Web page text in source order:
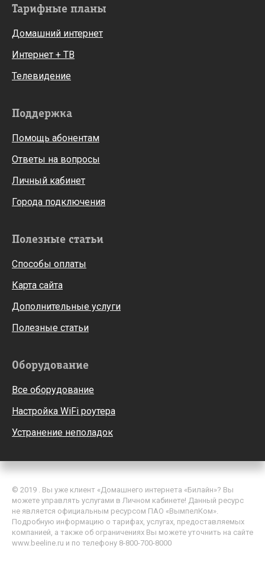
Тарифные планы
Домашний интернет
Интернет + ТВ
Телевидение
Поддержка
Помощь абонентам
Ответы на вопросы
Личный кабинет
Города подключения
Полезные статьи
Способы оплаты
Карта сайта
Дополнительные услуги
Полезные статьи
Оборудование
Все оборудование
Настройка WiFi роутера
Устранение неполадок
© 2019 . Вы уже клиент «Домашнего интернета «Билайн»? Вы
можете управлять услугами в Личном кабинете! Данный ресурс
не является официальным ресурсом ПАО «ВымпелКом».
Подробную информацию о тарифах, услугах, предоставляемых
компанией, а также об ограничениях Вы можете уточнить на сайте
www.beeline.ru и по телефону 8-800-700-8000